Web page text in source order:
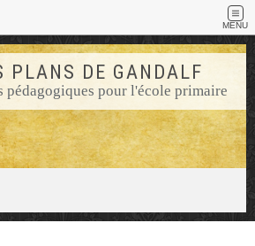
MENU
PLANS DE GANDALF
pédagogiques pour l'école primaire